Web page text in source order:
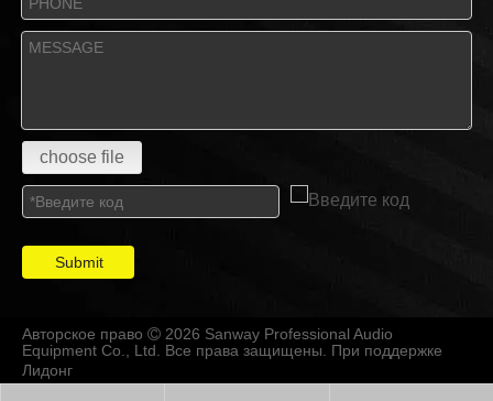
choose file
Submit
Авторское право  2026 Sanway Professional Audio
Equipment Co., Ltd. Все права защищены. При поддержке
Лидонг